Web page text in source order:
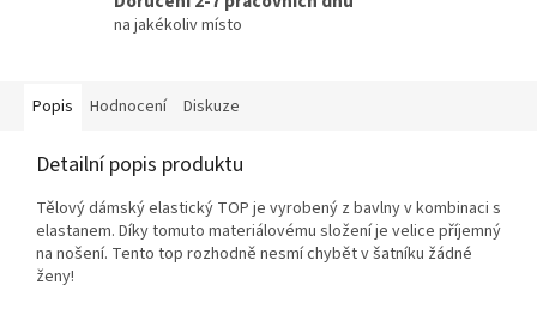
na jakékoliv místo
Popis Hodnocení Diskuze
Detailní popis produktu
Tělovýdámský elastický TOP je vyrobený z bavlny v kombinaci s
elastanem. Díky tomuto materiálovému složení je velice příjemný
na nošení. Tento top rozhodně nesmí chybět v šatníku žádné
ženy!